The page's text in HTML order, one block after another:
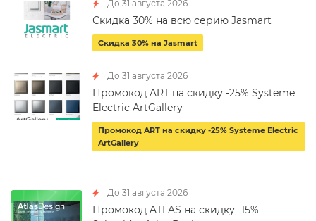
До 31 августа 2026
Скидка 30% на всю серию Jasmart
Скидка 30% на Jasmart
До 31 августа 2026
Промокод ART на скидку -25% Systeme
Electric ArtGallery
Промокод ART на скидку -25% Systeme Electric
ArtGallery
До 31 августа 2026
Промокод ATLAS на скидку -15%